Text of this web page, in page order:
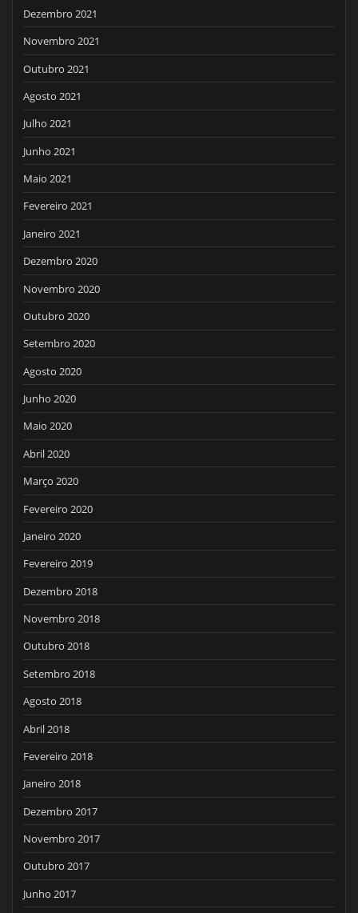
Dezembro 2021
Novembro 2021
Outubro 2021
Agosto 2021
Julho 2021
Junho 2021
Maio 2021
Fevereiro 2021
Janeiro 2021
Dezembro 2020
Novembro 2020
Outubro 2020
Setembro 2020
Agosto 2020
Junho 2020
Maio 2020
Abril 2020
Março 2020
Fevereiro 2020
Janeiro 2020
Fevereiro 2019
Dezembro 2018
Novembro 2018
Outubro 2018
Setembro 2018
Agosto 2018
Abril 2018
Fevereiro 2018
Janeiro 2018
Dezembro 2017
Novembro 2017
Outubro 2017
Junho 2017